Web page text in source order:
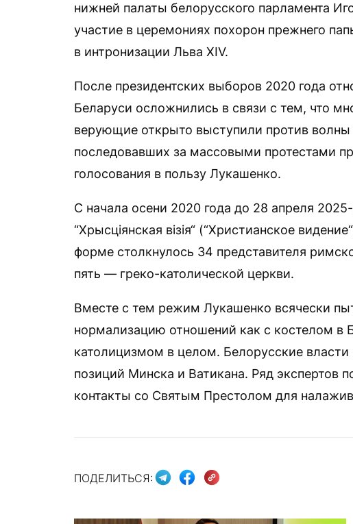
нижней палаты белорусского парламента
участие в церемониях похорон прежнего
в интронизации Льва XIV.
После президентских выборов 2020 года
Беларуси осложнились в связи с тем, что
верующие открыто выступили против волны
последовавших за массовыми протестами
голосования в пользу Лукашенко.
С начала осени 2020 года до 28 апреля 2025-
“Хрысціянская візія“ (“Христианское
форме столкнулось 34 представителя
пять — греко-католической церкви.
Вместе с тем режим Лукашенко всячески
нормализацию отношений как с костелом в
католицизмом в целом. Белорусские власти
позиций Минска и Ватикана. Ряд экспертов
контакты со Святым Престолом для
ПОДЕЛИТЬСЯ: